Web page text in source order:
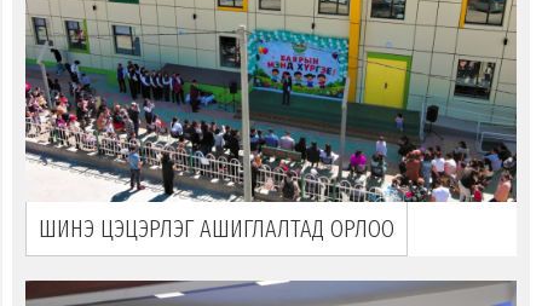
ШИНЭ ЦЭЦЭРЛЭГ АШИГЛАЛТАД ОРЛОО